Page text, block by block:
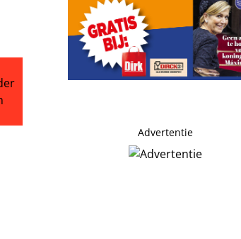
Alexander en Máxima hun luxe zomer
Advertentie